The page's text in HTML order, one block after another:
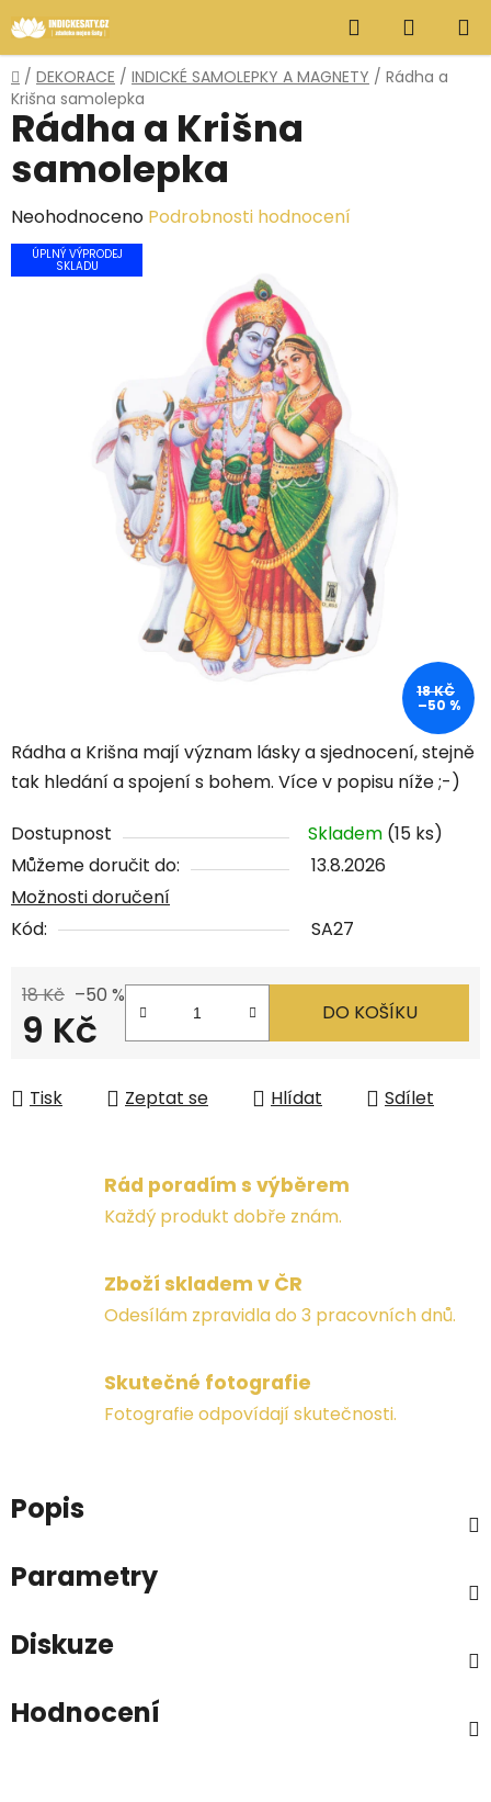
na
obsah
Hledat
KOŠÍK
Domů
/ DEKORACE / INDICKÉ SAMOLEPKY A MAGNETY / Rádha a
Krišna samolepka
Rádha a Krišna mají význam lásky a sjednocení, stejně
tak hledání a spojení s bohem. Více v popisu níže ;-)
Dostupnost Skladem (15 ks)
Můžeme doručit do:
13.8.2026
Možnosti doručení
Kód:
SA27
18 Kč –50 %
9 Kč DO KOŠÍKU
Tisk Zeptat se Hlídat Sdílet
Rádha a Krišna
samolepka
Průměrné
hodnocení
produktu
Neohodnoceno Podrobnosti hodnocení
ÚPLNÝ VÝPRODEJ
SKLADU
18 KČ
–50 %
Rád poradím s výběrem
Každý produkt dobře znám.
Zboží skladem v ČR
Odesílám zpravidla do 3 pracovních dnů.
Skutečné fotografie
Fotografie odpovídají skutečnosti.
Popis
Parametry
Diskuze
Hodnocení